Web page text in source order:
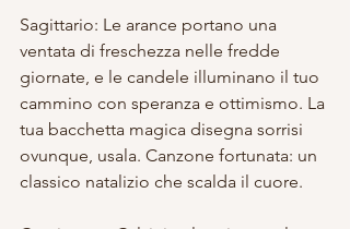
Sagittario: Le arance portano una
ventata di freschezza nelle fredde
giornate, e le candele illuminano il tuo
cammino con speranza e ottimismo. La
tua bacchetta magica disegna sorrisi
ovunque, usala. Canzone fortunata: un
classico natalizio che scalda il cuore.